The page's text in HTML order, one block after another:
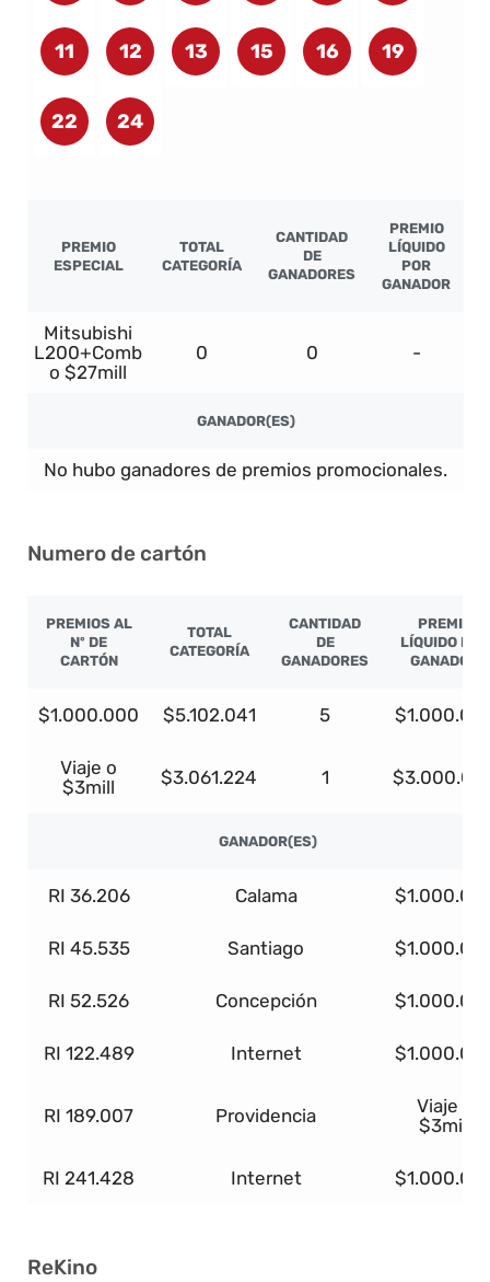
11 12 13 15 16 19
22 24
PREMIO
ESPECIAL
TOTAL
CATEGORÍA
CANTIDAD
DE
GANADORES
PREMIO
LÍQUIDO
POR
GANADOR
Mitsubishi
L200+Comb
o $27mill
0 0 -
GANADOR(ES)
No hubo ganadores de premios promocionales.
Numero de cartón
PREMIOS AL
Nº DE
CARTÓN
TOTAL
CATEGORÍA
CANTIDAD
DE
GANADORES
PREMIO
LÍQUIDO POR
GANADOR
$1.000.000 $5.102.041 5
Viaje o
$3mill
$3.061.224 1
GANADOR(ES)
RI 36.206 Calama
RI 45.535 Santiago
RI 52.526 Concepción
RI 122.489 Internet
RI 189.007 Providencia
Viaje o
$3mill
RI 241.428 Internet
ReKino